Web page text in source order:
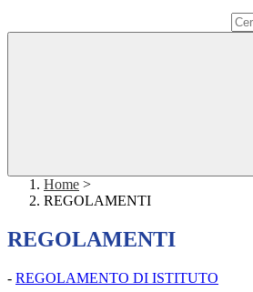
Home >
REGOLAMENTI
REGOLAMENTI
- REGOLAMENTO DI ISTITUTO